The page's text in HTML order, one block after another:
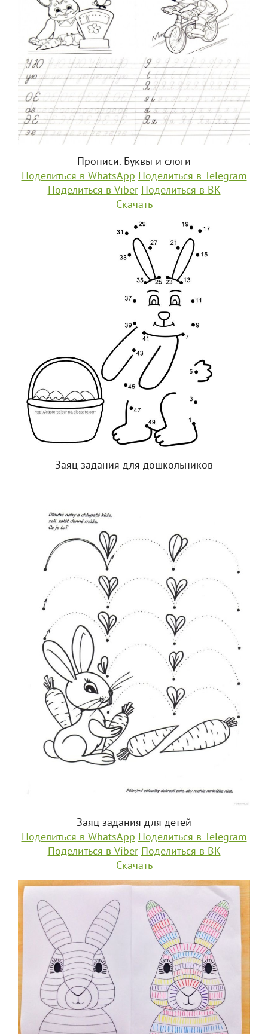
Прописи. Буквы и слоги
Поделиться в WhatsApp Поделиться в Telegram
Поделиться в Viber Поделиться в ВК
Скачать
Заяц задания для дошкольников
Заяц задания для детей
Поделиться в WhatsApp Поделиться в Telegram
Поделиться в Viber Поделиться в ВК
Скачать